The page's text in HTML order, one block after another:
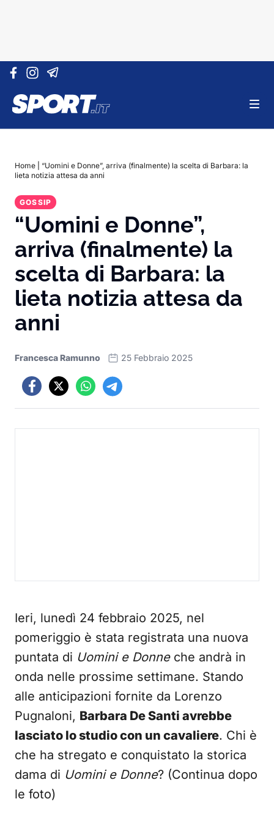
Vai al contenuto
Home
“Uomini e Donne”, arriva (finalmente) la scelta di Barbara: la
lieta notizia attesa da anni
GOSSIP
“Uomini e Donne”,
arriva (finalmente) la
scelta di Barbara: la
lieta notizia attesa da
anni
Francesca Ramunno 25 Febbraio 2025
Ieri, lunedì 24 febbraio 2025, nel
pomeriggio è stata registrata una nuova
puntata di Uomini e Donneche andrà in
onda nelle prossime settimane. Stando
alle anticipazioni fornite da Lorenzo
Pugnaloni, Barbara De Santi avrebbe
lasciato lo studio con un cavaliere. Chi è
che ha stregato e conquistato la storica
dama di Uomini e Donne? (Continua dopo
le foto)